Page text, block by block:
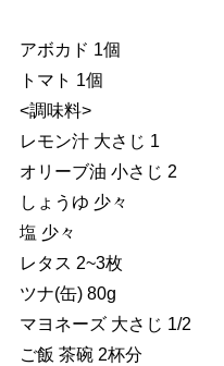
アボカド 1個
トマト 1個
<調味料>
レモン汁 大さじ 1
オリーブ油 小さじ 2
しょうゆ 少々
塩 少々
レタス 2~3枚
ツナ(缶) 80g
マヨネーズ 大さじ 1/2
ご飯 茶碗 2杯分